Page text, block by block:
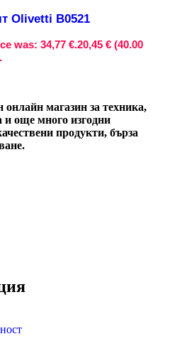
Olivetti B0521
was: 34,77 €.20,45 € (40.00
магазин за техника,
и още много изгодни
продукти, бърза